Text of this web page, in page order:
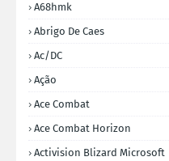
A68hmk
Abrigo De Caes
Ac/DC
Ação
Ace Combat
Ace Combat Horizon
Activision Blizard Microsoft